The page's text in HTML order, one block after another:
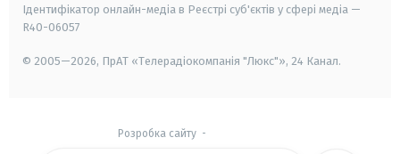
Ідентифікатор онлайн-медіа в Реєстрі суб'єктів у сфері медіа —
R40-06057
© 2005—2026, ПрАТ «Телерадіокомпанія "Люкс"», 24 Канал.
Розробка сайту-